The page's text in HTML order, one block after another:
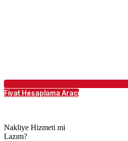
Fiyat Hesaplama Aracı
Nakliye Hizmeti mi
Lazım?